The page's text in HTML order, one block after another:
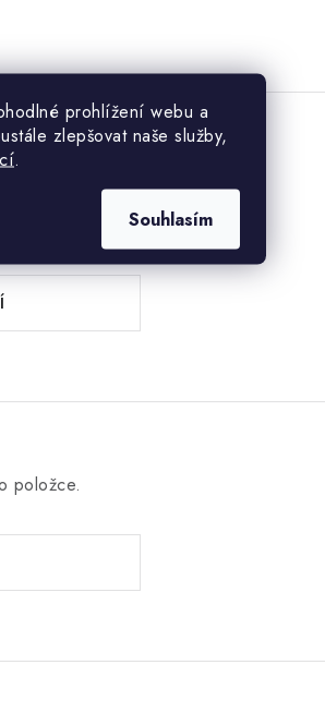
prohlížení webu a
zlepšovat naše služby,
.
Souhlasím
položce.